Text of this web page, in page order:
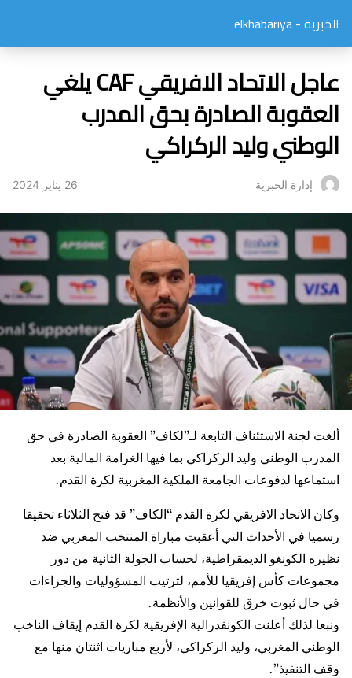
الخبرية - elkhabariya
عاجل الاتحاد الافريقي CAF يلغي
العقوبة الصادرة بحق المدرب
الوطني وليد الركراكي
إدارة الخبرية 26 يناير 2024
ألغت لجنة الاستئناف التابعة لـ”لكاف” العقوبة الصادرة في حق
المدرب الوطني وليد الركراكي بما فيها الغرامة المالية بعد
استماعها لدفوعات الجامعة الملكية المغربية لكرة القدم.
وكان الاتحاد الافريقي لكرة القدم “الكاف” قد فتح الثلاثاء تحقيقا
رسميا في الأحداث التي أعقبت مباراة المنتخب المغربي ضد
نظيره الكونغو الديمقراطية، لحساب الجولة الثانية من دور
مجموعات كأس إفريقيا للأمم، لترتيب المسؤوليات والجزاءات
في حال ثبوت خرق للقوانين والأنظمة.
ونبعا لذلك أعلنت الكونفدرالية الإفريقية لكرة القدم إيقاف الناخب
الوطني المغربي، وليد الركراكي، لأربع مباريات اثنتان منها مع
وقف التنفيذ”.